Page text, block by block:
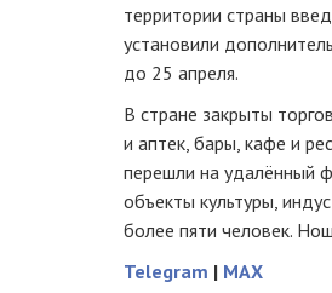
территории страны
установили
до 25 апреля.
В стране закрыты
и аптек, бары, кафе и
перешли на удалённый
объекты культуры,
более пяти человек.
Telegram | MAX